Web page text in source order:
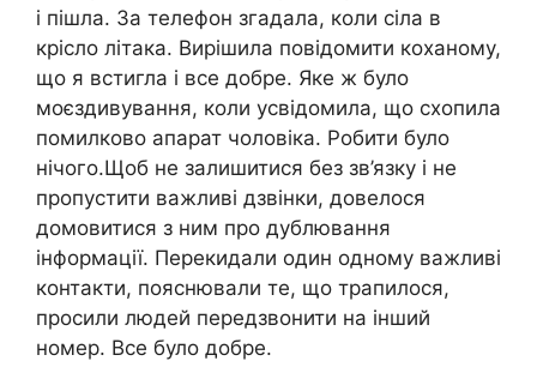
і пішла. За телефон згадала, коли сіла в
крісло літака. Вирішила повідомити коханому,
що я встигла і все добре. Яке ж було
моєздивування, коли усвідомила, що схопила
помилково апарат чоловіка. Робити було
нічого.Щоб не залишитися без зв’язку і не
пропустити важливі дзвінки, довелося
домовитися з ним про дублювання
інформації. Перекидали один одному важливі
контакти, пояснювали те, що трапилося,
просили людей передзвонити на інший
номер. Все було добре.